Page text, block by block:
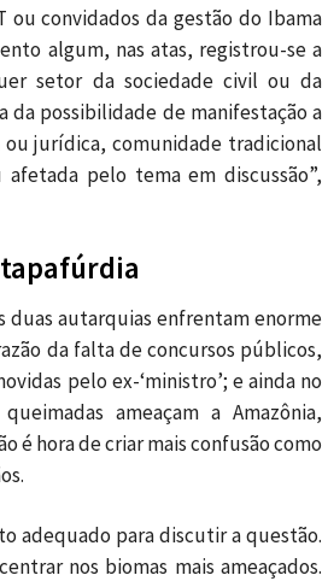
ou convidados da gestão do Ibama
algum, nas atas, registrou-se a
setor da sociedade civil ou da
da possibilidade de manifestação a
jurídica, comunidade tradicional
pelo tema em discussão”,
duas autarquias enfrentam enorme
da falta de concursos públicos,
pelo ex-‘ministro’; e ainda no
ameaçam a Amazônia,
é hora de criar mais confusão como
adequado para discutir a questão.
nos biomas mais ameaçados.